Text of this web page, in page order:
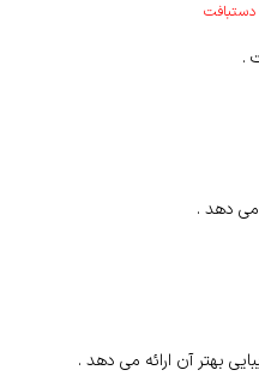
دستبافت
.
می دهد .
بهتر آن ارائه می دهد .